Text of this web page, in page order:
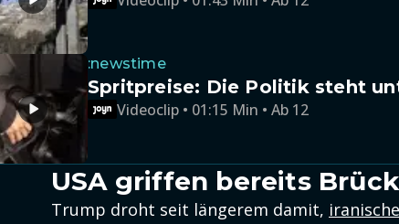
:newstime
Spritpreise: Die Politik steht
Videoclip • 01:15 Min • Ab 12
USA griffen bereits
Trump droht seit längerem damit,